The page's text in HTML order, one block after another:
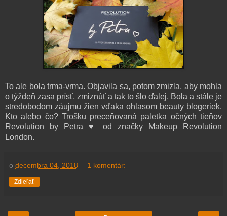
To ale bola trma-vrma. Objavila sa, potom zmizla, aby mohla
o týždeň zasa prísť, zmiznúť a tak to šlo ďalej. Bola a stále je
stredobodom záujmu žien vďaka ohlasom beauty blogeriek.
Kto alebo čo? Trošku preceňovaná paletka očných tieňov
Revolution by Petra ♥ od značky Makeup Revolution
London.
o decembra 04, 2018 1 komentár:
Zdieľať